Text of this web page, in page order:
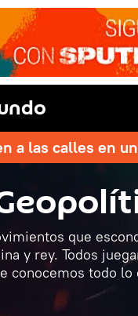
a las calles en
que
y rey. Todos
conocemos todo